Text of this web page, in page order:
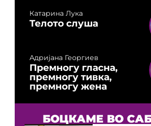
Катарина Лука
Телото слуша
Адријана Георгиев
Премногу гласна,
премногу тивка,
премногу жена
БОЦКАМЕ ВО